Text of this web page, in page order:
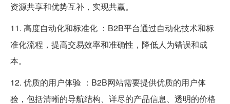
资源共享和优势互补，实现共赢。
11. 高度自动化和标准化 ：B2B平台通过自动化技术和标
准化流程，提高交易效率和准确性，降低人为错误和成
本。
12. 优质的用户体验 ：B2B网站需要提供优质的用户体
验，包括清晰的导航结构、详尽的产品信息、透明的价格